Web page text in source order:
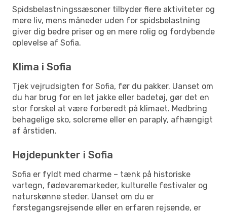
Spidsbelastningssæsoner tilbyder flere aktiviteter og
mere liv, mens måneder uden for spidsbelastning
giver dig bedre priser og en mere rolig og fordybende
oplevelse af Sofia.
Klima i Sofia
Tjek vejrudsigten for Sofia, før du pakker. Uanset om
du har brug for en let jakke eller badetøj, gør det en
stor forskel at være forberedt på klimaet. Medbring
behagelige sko, solcreme eller en paraply, afhængigt
af årstiden.
Højdepunkter i Sofia
Sofia er fyldt med charme – tænk på historiske
vartegn, fødevaremarkeder, kulturelle festivaler og
naturskønne steder. Uanset om du er
førstegangsrejsende eller en erfaren rejsende, er